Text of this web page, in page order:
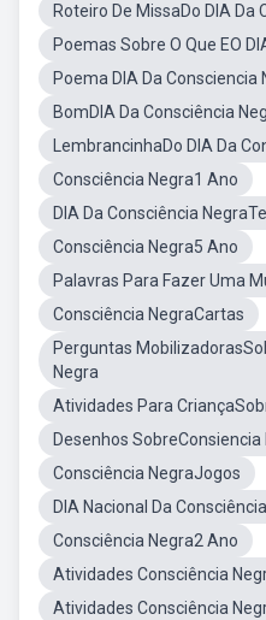
Roteiro De MissaDo DIA Da
Poemas Sobre O Que EO
Poema DIA Da Consciencia
BomDIA Da Consciência
LembrancinhaDo DIA Da
Consciência Negra1 Ano
DIA Da Consciência
Consciência Negra5 Ano
Palavras Para Fazer Uma
Consciência NegraCartas
Perguntas
Negra
Atividades Para
Desenhos SobreConsiencia
Consciência NegraJogos
DIA Nacional Da
Consciência Negra2 Ano
Atividades Consciência
Atividades Consciência